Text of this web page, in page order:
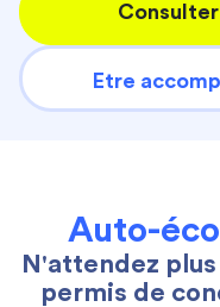
Etre
Auto-
N'attendez
permis de